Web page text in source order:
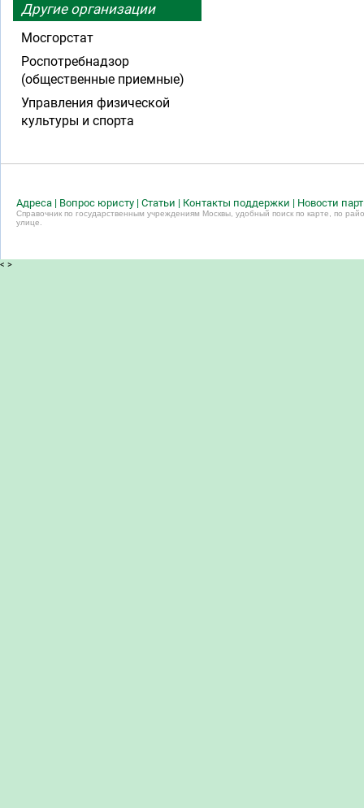
Другие организации
Мосгорстат
Роспотребнадзор
(общественные приемные)
Управления физической
культуры и спорта
Адреса | Вопрос юристу | Статьи | Контакты поддержки | Новости
Справочник по государственным учреждениям Москвы, удобный поиск по карте, по
улице.
< >